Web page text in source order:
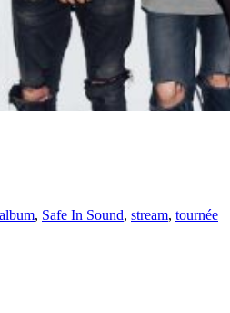
, Safe In Sound, stream, tournée